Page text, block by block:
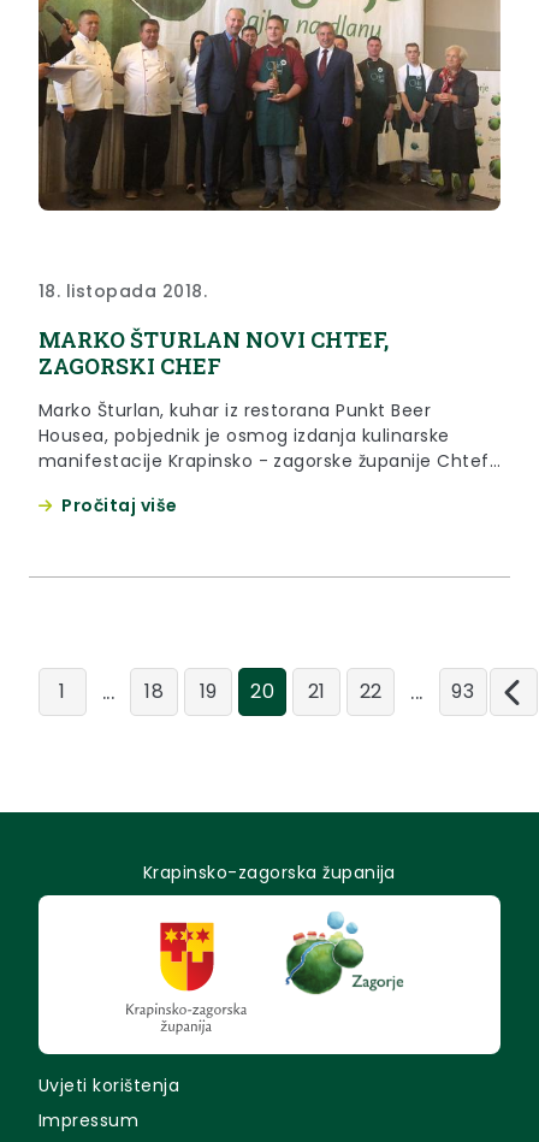
18. listopada 2018.
MARKO ŠTURLAN NOVI CHTEF,
ZAGORSKI CHEF
Marko Šturlan, kuhar iz restorana Punkt Beer
Housea, pobjednik je osmog izdanja kulinarske
manifestacije Krapinsko - zagorske županije Chtef,
listopada 2018. godine u Termama Tuhelj.
Pročitaj više
1 ... 18 19 20 21 22 ... 93
Krapinsko-zagorska županija
Uvjeti korištenja
Impressum